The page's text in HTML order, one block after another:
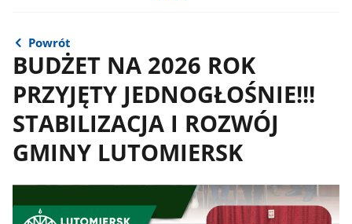
Powrót
BUDŻET NA 2026 ROK
PRZYJĘTY JEDNOGŁOŚNIE!!!
STABILIZACJA I ROZWÓJ
GMINY LUTOMIERSK